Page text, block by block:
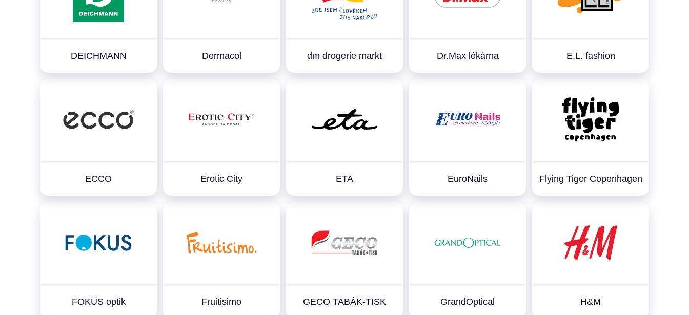
DEICHMANN Dermacol dm drogerie markt Dr.Max lékárna E.L. fashion
ECCO Erotic City ETA EuroNails Flying Tiger Copenhagen
FOKUS optik Fruitisimo GECO TABÁK-TISK GrandOptical H&M